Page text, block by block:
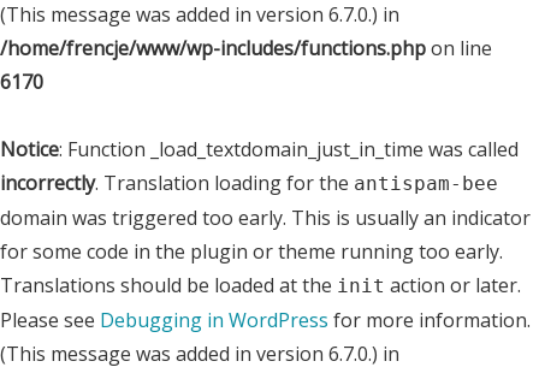
(This message was added in version 6.7.0.) in
/home/frencje/www/wp-includes/functions.phpon line
6170
Notice: Function _load_textdomain_just_in_time was called
incorrectly. Translation loading for the antispam-bee
domain was triggered too early. This is usually an indicator
for some code in the plugin or theme running too early.
Translations should be loaded at the init action or later.
Please see Debugging in WordPress for more information.
(This message was added in version 6.7.0.) in